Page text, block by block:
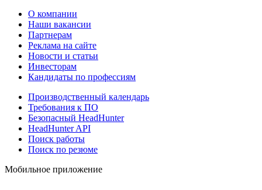
О компании
Наши вакансии
Партнерам
Реклама на сайте
Новости и статьи
Инвесторам
Кандидаты по профессиям
Производственный календарь
Требования к ПО
Безопасный HeadHunter
HeadHunter API
Поиск работы
Поиск по резюме
Мобильное приложение